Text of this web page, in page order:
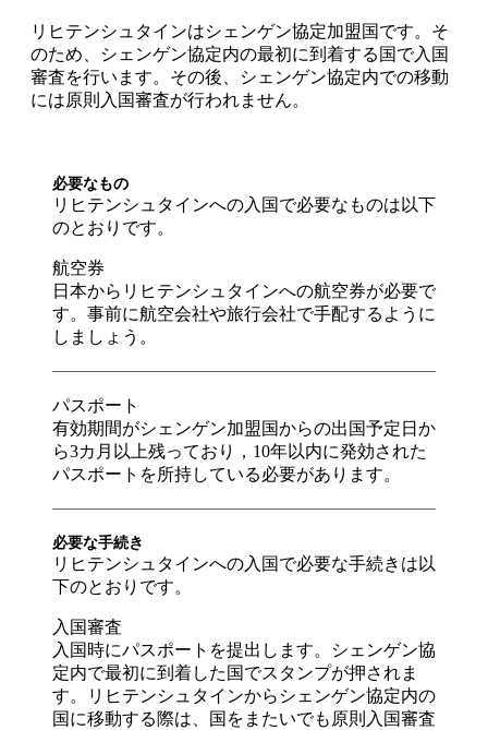
リヒテンシュタインはシェンゲン協定加盟国です。そ
のため、シェンゲン協定内の最初に到着する国で入国
審査を行います。その後、シェンゲン協定内での移動
には原則入国審査が行われません。
必要なもの
リヒテンシュタインへの入国で必要なものは以下
のとおりです。
航空券
日本からリヒテンシュタインへの航空券が必要で
す。事前に航空会社や旅行会社で手配するように
しましょう。
パスポート
有効期間がシェンゲン加盟国からの出国予定日か
ら3カ月以上残っており，10年以内に発効された
パスポートを所持している必要があります。
必要な手続き
リヒテンシュタインへの入国で必要な手続きは以
下のとおりです。
入国審査
入国時にパスポートを提出します。シェンゲン協
定内で最初に到着した国でスタンプが押されま
す。リヒテンシュタインからシェンゲン協定内の
国に移動する際は、国をまたいでも原則入国審査